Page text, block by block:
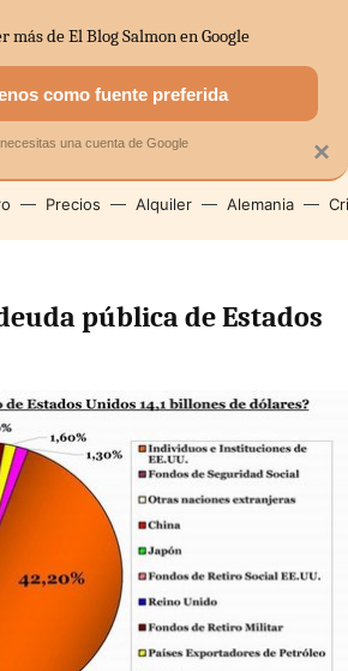
DOMÉSTICA MERCADOS
Precios Alquiler Alemania
pública de Estados
×
más de El Blog Salmon en Google
como fuente preferida
una cuenta de Google